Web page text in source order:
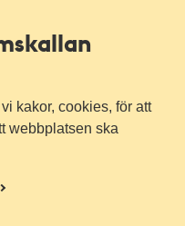
kakor, cookies, för att
webbplatsen ska